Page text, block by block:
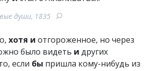
души, 1835
хотя и отгороженное, но через
было видеть и других
если бы пришла кому-нибудь из